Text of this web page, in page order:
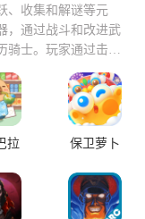
、收集和解谜等元
，通过战斗和改进武
骑士。玩家通过击败
，最长可贯穿整屏场
爽感的战斗体验。
拉
保卫萝卜